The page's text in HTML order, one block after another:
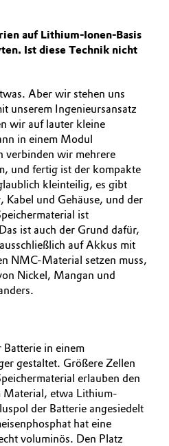
auf Lithium-Ionen-Basis
Ist diese Technik nicht
Aber wir stehen uns
unserem Ingenieurs­ansatz
wir auf lauter kleine
in einem Modul
verbinden wir mehrere
und fertig ist der kompakte
kleinteilig, es gibt
Kabel und Gehäuse, und der
ist
ist auch der Grund dafür,
auf Akkus mit
NMC-Material setzen muss,
Nickel, Mangan und
in einem
gestaltet. Größere Zellen
erlauben den
Material, etwa Lithium­
der Batterie angesiedelt
hat eine
voluminös. Den Platz